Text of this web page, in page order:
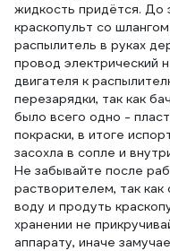
жидкость придётся. До
краскопульт со
распылитель в руках
провод электрический
двигателя к
перезарядки, так как
было всего одно -
покраски, в итоге
засохла в сопле и
Не забывайте после
растворителем, так
воду и продуть
хранении не
аппарату, иначе